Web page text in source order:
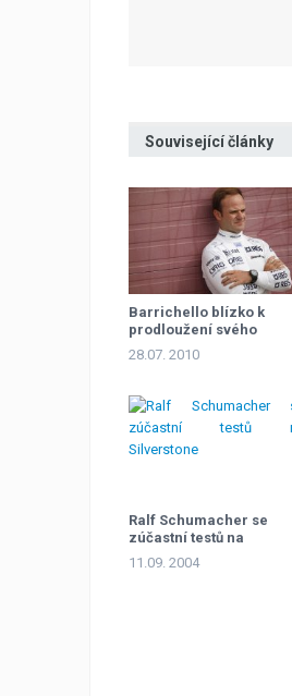
Související články
Barrichello blízko k
prodloužení svého
kontraktu
28.07. 2010
Ralf Schumacher se
zúčastní testů na
Silverstone
11.09. 2004